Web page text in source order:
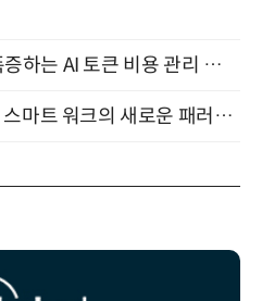
"AI 핀옵스 실전 세미나: 폭증하는 AI 토큰 비용 관리 전략" 8월 21일 개최
“AI와 함께 일하는 시대 ” - 스마트 워크의 새로운 패러다임 (9/11)